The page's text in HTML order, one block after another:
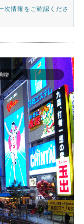
次情報をご確認くださ
喫！